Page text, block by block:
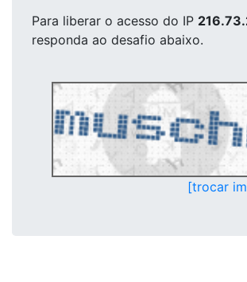
Para liberar o acesso do IP
responda ao desafio abaixo.
[trocar